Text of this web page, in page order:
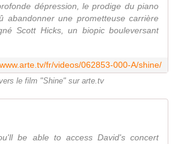
dépression, le prodige du piano
abandonner une prometteuse carrière
Scott Hicks, un biopic bouleversant
fr/videos/062853-000-A/shine/
le film "Shine" sur arte.tv
be able to access David's concert